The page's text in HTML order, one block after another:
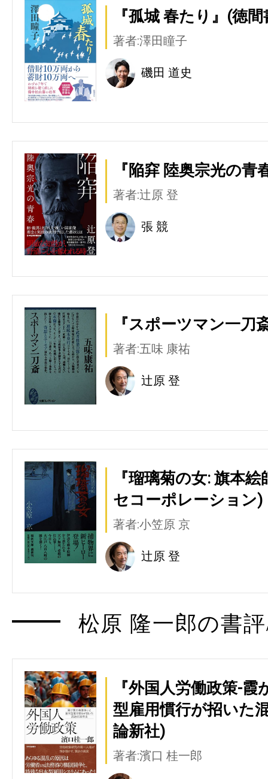
『孤城 春たり』(徳
著者:澤田瞳子
磯田 道史
『陥穽 陸奥宗光の
著者:辻原 登
張 競
『スポーツマン一刀
著者:五味 康祐
辻原 登
『瑠璃菊の女: 旗本
セコーポレーション)
著者:小笠原 京
辻原 登
松原 隆一郎の書
『外国人労働政策-
型雇用慣行が招いた
論新社)
著者:濱口 桂一郎